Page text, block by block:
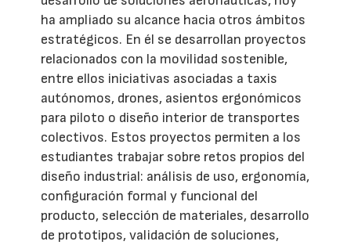
ha ampliado su alcance hacia otros ámbitos
estratégicos. En él se desarrollan proyectos
relacionados con la movilidad sostenible,
entre ellos iniciativas asociadas a taxis
autónomos, drones, asientos ergonómicos
para piloto o diseño interior de transportes
colectivos. Estos proyectos permiten a los
estudiantes trabajar sobre retos propios del
diseño industrial: análisis de uso, ergonomía,
configuración formal y funcional del
producto, selección de materiales, desarrollo
de prototipos, validación de soluciones,